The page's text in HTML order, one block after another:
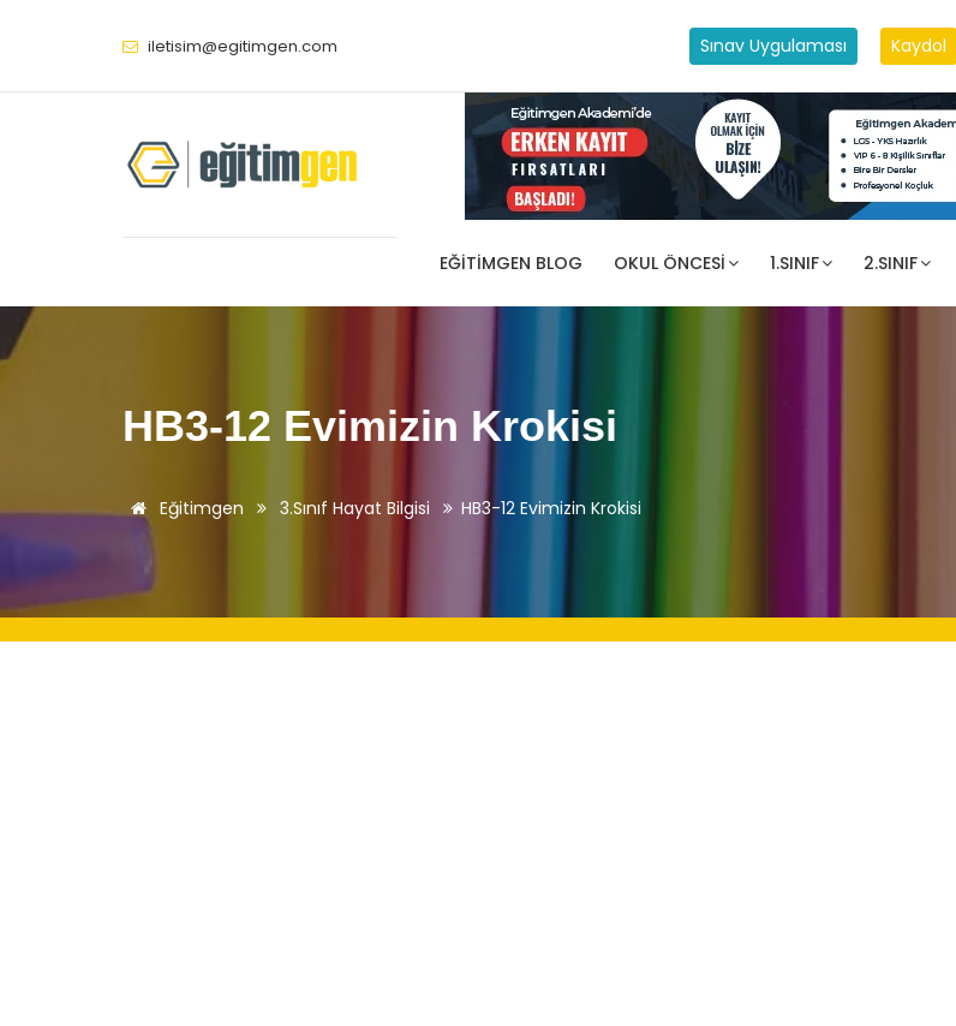
iletisim@egitimgen.com Sınav Uygulaması Kaydol
EĞITIMGEN BLOG OKUL ÖNCESI 1.SINIF 2.SINIF
HB3-12 Evimizin Krokisi
Eğitimgen 3.Sınıf Hayat Bilgisi HB3-12 Evimizin Krokisi